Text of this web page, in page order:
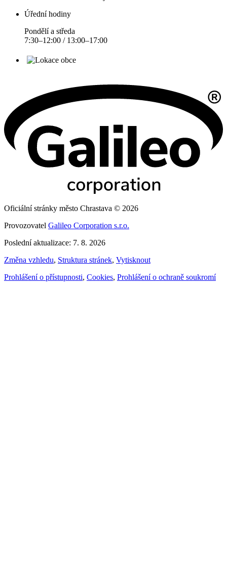
Úřední hodiny
Pondělí a středa
7:30–12:00 / 13:00–17:00
Oficiální stránky město Chrastava © 2026
Provozovatel Galileo Corporation s.r.o.
Poslední aktualizace: 7. 8. 2026
Změna vzhledu, Struktura stránek, Vytisknout
Prohlášení o přístupnosti, Cookies, Prohlášení o ochraně soukromí